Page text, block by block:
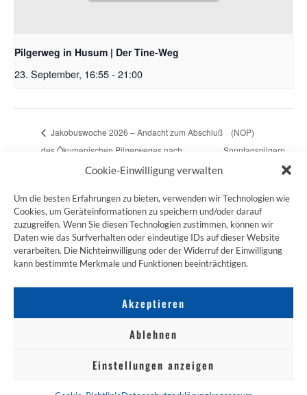
Cookie-Einwilligung verwalten
Um die besten Erfahrungen zu bieten, verwenden wir Technologien wie
Cookies, um Geräteinformationen zu speichern und/oder darauf
zuzugreifen. Wenn Sie diesen Technologien zustimmen, können wir
Daten wie das Surfverhalten oder eindeutige IDs auf dieser Website
verarbeiten. Die Nichteinwilligung oder der Widerruf der Einwilligung
kann bestimmte Merkmale und Funktionen beeinträchtigen.
Akzeptieren
Ablehnen
Einstellungen anzeigen
Pilgerweg in Husum | Der Tine-Weg
23. September, 16:55- 21:00
Jakobuswoche 2026 – Andacht zum Abschluß
des Ökumenischen Pilgerweges nach
Hinterschellenbach
(NOP)
Sonntagspilgern
ZUM JAKOBSWEG SHOP